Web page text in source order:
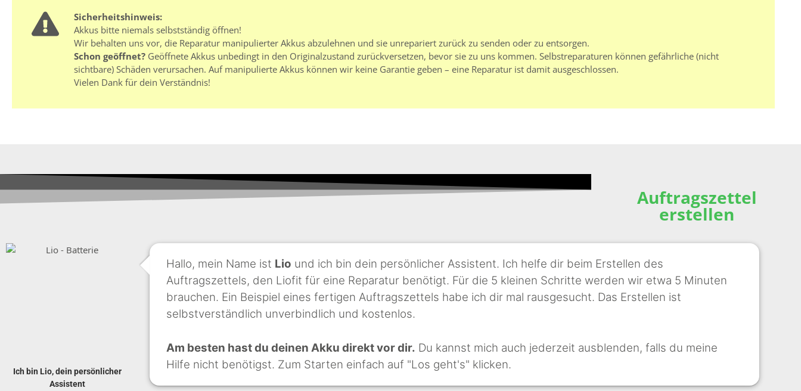
Sicherheitshinweis:
Akkus bitte niemals selbstständig öffnen!
Wir behalten uns vor, die Reparatur manipulierter Akkus abzulehnen und sie unrepariert zurück zu senden oder zu entsorgen.
Schon geöffnet?Geöffnete Akkus unbedingt in den Originalzustand zurückversetzen, bevor sie zu uns kommen. Selbstreparaturen können gefährliche (nicht
sichtbare) Schäden verursachen. Auf manipulierte Akkus können wir keine Garantie geben – eine Reparatur ist damit ausgeschlossen.
Vielen Dank für dein Verständnis!
Auftragszettel
erstellen
Ich bin Lio, dein persönlicher
Assistent
Hallo, mein Name ist Lio und ich bin dein persönlicher Assistent. Ich helfe dir beim Erstellen des
Auftragszettels, den Liofit für eine Reparatur benötigt. Für die 5 kleinen Schritte werden wir etwa 5 Minuten
brauchen. Ein Beispiel eines fertigen Auftragszettels habe ich dir mal rausgesucht. Das Erstellen ist
selbstverständlich unverbindlich und kostenlos.
Am besten hast du deinen Akku direkt vor dir. Du kannst mich auch jederzeit ausblenden, falls du meine
Hilfe nicht benötigst. Zum Starten einfach auf "Los geht's" klicken.